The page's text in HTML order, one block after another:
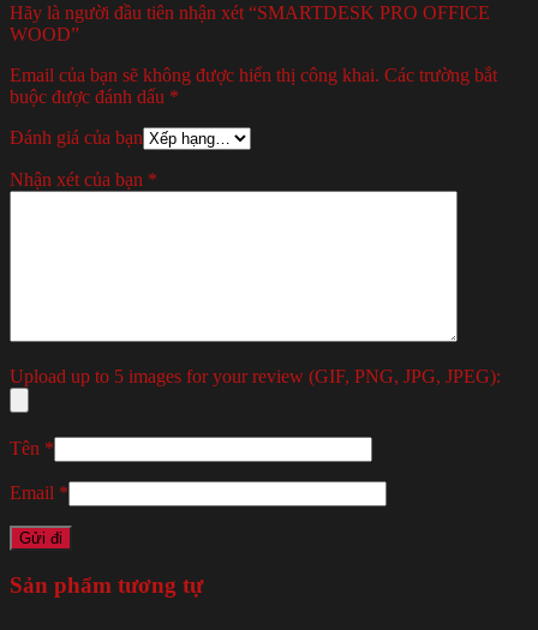
Hãy là người đầu tiên nhận xét “SMARTDESK PRO OFFICE
WOOD”
Email của bạn sẽ không được hiển thị công khai. Các trường bắt
buộc được đánh dấu *
Đánh giá của bạn
Nhận xét của bạn *
Upload up to 5 images for your review (GIF, PNG, JPG, JPEG):
Tên *
Email *
Sản phẩm tương tự